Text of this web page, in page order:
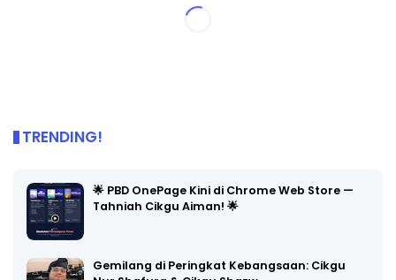
TRENDING!
🌟 PBD OnePage Kini di Chrome Web Store —
Tahniah Cikgu Aiman! 🌟
Gemilang di Peringkat Kebangsaan: Cikgu